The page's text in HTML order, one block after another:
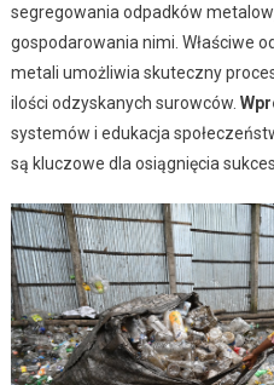
segregowania odpadków
gospodarowania nimi. Właściwe
metali umożliwia skuteczny
ilości odzyskanych surowców.
systemów i edukacja
są kluczowe dla osiągnięcia